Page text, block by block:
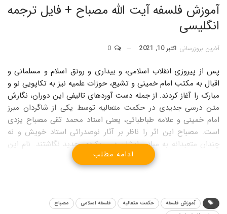
آموزش فلسفه آیت الله مصباح + فایل ترجمه
انگلیسی
آخرین بروزرسانی اکتبر 10, 2021
پس از پیروزی انقلاب اسلامی، و بیداری و رونق اسلام و مسلمانی و
اقبال به مکتب امام خمینی و تشیع، حوزات علمیه نیز به تکاپویی نو و
مبارک را آغاز کردند. از جمله دست آوردهای تالیفی این دوران، نگارش
متن درسی جدیدی در حکمت متعالیه توسط یکی از شاگردان مبرز
امام خمینی و علامه طباطبائی، یعنی استاد محمد تقی مصباح یزدی
است. مصباح این اثر را ناظر بر آثار نوصدرائی استاد خویش و نه
چندان متعبدانه به مبانی ایشان در رویکردی جدید نگاشتند. نام این
کتاب آموزش فلسفه است که با گذشت بیش از سه دهه از تالیف آن
هنوز در بخشهایی از حوزه علمیه تدریس می شود، که شاید یکی از
ویژگی ممتاز این اثر از نهایه و بدایه مرحوم علامه، علاوه بر آراء ویژه
ادامه مطلب
آموزش فلسفه حکمت متعالیه فلسفه اسلامی
مصباح